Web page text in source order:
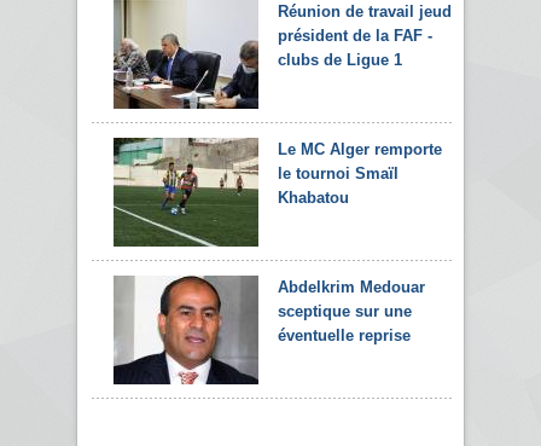
Réunion de travail jeudi
président de la FAF -
clubs de Ligue 1
Le MC Alger remporte
le tournoi Smaïl
Khabatou
Abdelkrim Medouar
sceptique sur une
éventuelle reprise